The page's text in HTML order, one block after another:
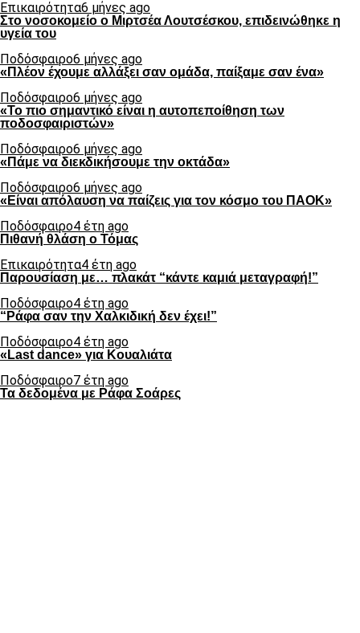
Επικαιρότητα6 μήνες ago
Στο νοσοκομείο ο Μιρτσέα Λουτσέσκου, επιδεινώθηκε η
υγεία του
Ποδόσφαιρο6 μήνες ago
«Πλέον έχουμε αλλάξει σαν ομάδα, παίξαμε σαν ένα»
Ποδόσφαιρο6 μήνες ago
«Το πιο σημαντικό είναι η αυτοπεποίθηση των
ποδοσφαιριστών»
Ποδόσφαιρο6 μήνες ago
«Πάμε να διεκδικήσουμε την οκτάδα»
Ποδόσφαιρο6 μήνες ago
«Είναι απόλαυση να παίζεις για τον κόσμο του ΠΑΟΚ»
Ποδόσφαιρο4 έτη ago
Πιθανή θλάση ο Τόμας
Επικαιρότητα4 έτη ago
Παρουσίαση με… πλακάτ “κάντε καμιά μεταγραφή!”
Ποδόσφαιρο4 έτη ago
“Ράφα σαν την Χαλκιδική δεν έχει!”
Ποδόσφαιρο4 έτη ago
«Last dance» για Κουαλιάτα
Ποδόσφαιρο7 έτη ago
Τα δεδομένα με Ράφα Σοάρες